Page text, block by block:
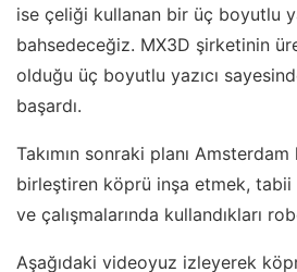
ise çeliği kullanan bir üç boyutlu
bahsedeceğiz. MX3D şirketinin
olduğu üç boyutlu yazıcı
başardı.
Takımın sonraki planı Amsterdam
birleştiren köprü inşa etmek,
ve çalışmalarında kullandıkları
Aşağıdaki videoyuz izleyerek